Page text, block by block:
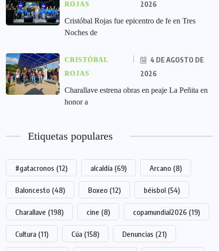
ROJAS
2026
Cristóbal Rojas fue epicentro de fe en Tres
Noches de
CRISTÓBAL
ROJAS
4 DE AGOSTO DE
2026
Charallave estrena obras en peaje La Peñita en
honor a
Etiquetas populares
#gatacronos (12) alcaldía (69) Arcano (8)
Baloncesto (48) Boxeo (12) béisbol (54)
Charallave (198) cine (8) copamundial2026 (19)
Cultura (11) Cúa (158) Denuncias (21)